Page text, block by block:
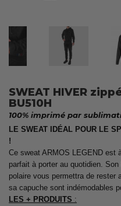
SWEAT HIVER
BU510H
100% imprimé par
LE SWEAT IDÉAL POUR LE
!
Ce sweat ARMOS LEGEND
parfait à porter au quotidien.
polaire vous permettra de rester
sa capuche sont indémodables
LES + PRODUITS :